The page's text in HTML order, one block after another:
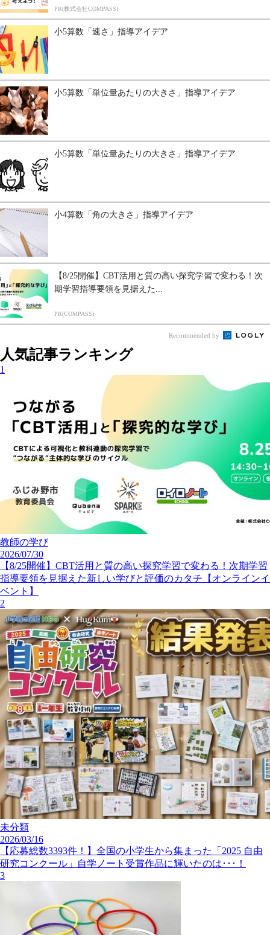
PR(株式会社COMPASS)
小5算数「速さ」指導アイデア
小5算数「単位量あたりの大きさ」指導アイデア
小5算数「単位量あたりの大きさ」指導アイデア
小4算数「角の大きさ」指導アイデア
【8/25開催】CBT活用と質の高い探究学習で変わる！次
期学習指導要領を見据えた...
PR(COMPASS)
Recommended by
人気記事ランキング
1
教師の学び
2026/07/30
【8/25開催】CBT活用と質の高い探究学習で変わる！次期学習
指導要領を見据えた新しい学びと評価のカタチ【オンラインイ
ベント】
2
未分類
2026/03/16
【応募総数3393件！】全国の小学生から集まった「2025 自由
研究コンクール」自学ノート受賞作品に輝いたのは･･･！
3